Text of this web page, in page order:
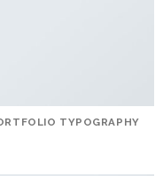
TYPOGRAPHY